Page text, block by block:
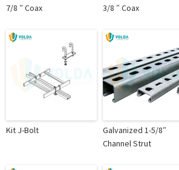
7/8 ″ Coax
3/8 ″ Coax
Kit J-Bolt
Galvanized 1-5/8″
Channel Strut